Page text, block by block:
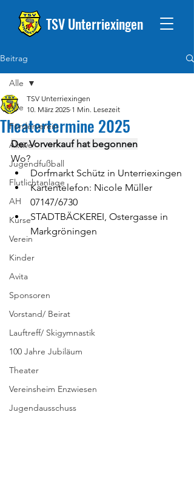
TSV Unterriexingen
Beitrag
Alle
Förderverein
Aktive
Jugendfußball
Flutlichtanlage
AH
Kurse
Verein
Kinder
Avita
Sponsoren
Vorstand/ Beirat
Lauftreff/ Skigymnastik
100 Jahre Jubiläum
Theater
Vereinsheim Enzwiesen
Jugendausschuss
Alle
Theatertermine 2025
TSV Unterriexingen
10. März 2025 1 Min. Lesezeit
Der Vorverkauf hat begonnen
Wo?
Dorfmarkt Schütz in Unterriexingen
Kartentelefon: Nicole Müller
07147/6730
STADTBÄCKEREI, Ostergasse in
Markgröningen